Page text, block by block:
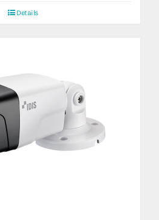
Details